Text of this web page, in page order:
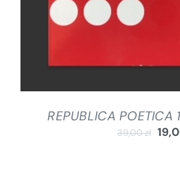
REPUBLICA POETICA
39,00zł